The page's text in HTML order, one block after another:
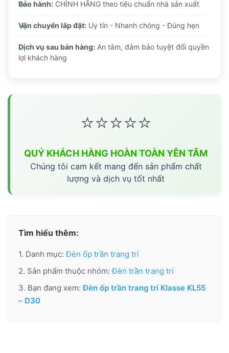
Bảo hành: CHÍNH HÃNG theo tiêu chuẩn nhà sản xuất
Vận chuyển lắp đặt: Uy tín - Nhanh chóng - Đúng hẹn
Dịch vụ sau bán hàng: An tâm, đảm bảo tuyệt đối quyền
lợi khách hàng
⭐⭐⭐⭐⭐
QUÝ KHÁCH HÀNG HOÀN TOÀN YÊN TÂM
Chúng tôi cam kết mang đến sản phẩm chất
lượng và dịch vụ tốt nhất
Tìm hiểu thêm:
1. Danh mục:Đèn ốp trần trang trí
2. Sản phẩm thuộc nhóm:Đèn trần trang trí
3. Bạn đang xem:Đèn ốp trần trang trí Klasse KL55
– D30